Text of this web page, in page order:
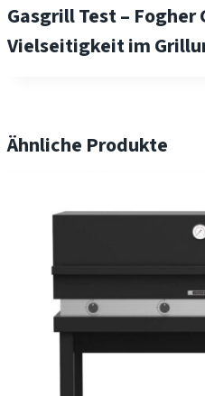
Gasgrill Test – Fogher
Vielseitigkeit im
Ähnliche Produkte